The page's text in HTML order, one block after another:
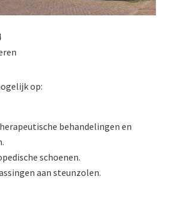
op:
behandelingen en
schoenen.
aan steunzolen.